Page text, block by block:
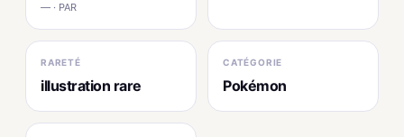
— · PAR
RARETÉ
illustration rare
CATÉGORIE
Pokémon